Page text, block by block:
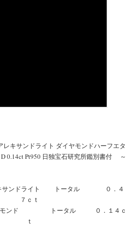
キサンドライト ダイヤモンドハーフエタ
0.14ct Pt950 日独宝石研究所鑑別書付 ～
ドライト トータル ０．４
７ｃｔ
ンド トータル ０．１４ｃ
ｔ